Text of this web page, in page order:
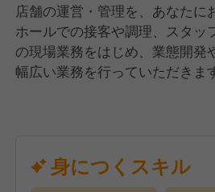
店舗の運営・管理を、あなたに
ホールでの接客や調理、スタッ
の現場業務をはじめ、業態開発
幅広い業務を行っていただきま
ますよ。スタッフをまとめ、
身につくスキル